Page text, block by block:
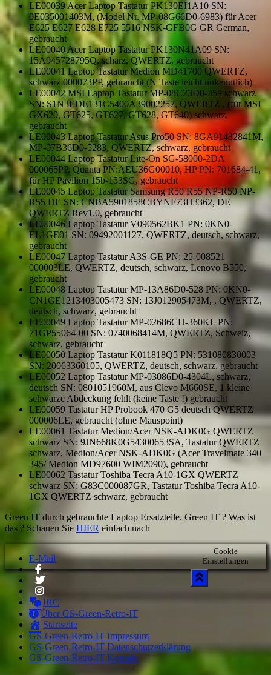
LE00039 Acer Laptop Tastatur PK130EI1A10 SN:
0E035001403M, (Model Nr. MP-08G66D0-6983) für Acer
E625 E627 E628 E725 5516 NSK-GFB0G GR German,
gebraucht
LE00040 Acer Laptop Tastatur PK130N41A09 SN:
15A945728795Q, scharz, QWERTZ, gebraucht
LE00041 Laptop Tastatur Medion MD41700 QWERTZ,
schwarz 000073PP, gebraucht (N Taste leicht unkenntlich)
LE00042 MSI Laptop Tastatur MP-08C23D0-359 schwarz
SN: S1N3EDE131C5400A39002257, QWERTZ , (für MSI
GX620, GT625, GT627, GT628, GT640) schwarz,
gebraucht
LE00043 Laptop Tastatur Asus Pro50 SN: 8GA91432841M,
MP-07B36D0-5283, QWERTZ, schwarz, gebraucht
LE00044 Laptop Tastatur Lite-On SG-58000-2DA
000065PP, Quanta PN:AEU36G00010, HP PN: 701684-41,
für HP Pavilion 15b-153SG, gebraucht
LE00045 Laptop Tastatur Samsung R50 R55 NP-R50 NP-
R55 DE SN: CNBA5901858CBYNF73H3362, DE
QWERTZ Rev1.0, gebraucht
LE00046 Laptop Tastatur V090562BK1 PN: 0KN0-
EL1GE01 SN: 09492001127, QWERTZ, deutsch, schwarz,
gebraucht
LE00047 Laptop Tastatur A3S-GE PN: 25-008521
000003LE, QWERTZ, deutsch, schwarz, Lenovo B550,
gebraucht
LE00048 Laptop Tastatur MP-13A86D0-528 PN: 0KN0-
CN1GE1213403005473 SN: 13J012905473M, , QWERTZ,
deutsch, schwarz, gebraucht
LE00049 Laptop Tastatur MP-02686CH-360KL PN:
71GP55064-00 SN: 0740068414M, QWERTZ, Schweiz,
schwarz, gebraucht
LE00050 Laptop Tastatur K011818Q5 PN: 531080830003
SN: 20063360105, QWERTZ, deutsch, schwarz, gebraucht
LE00052 Laptop Tastatur MP-03086D0-4304L, schwarz,
deutsch SN: 0801051960M, aus Clevo M660SE, 1 kleine
schwarze Abdeckung fehlt (keine Taste !) gebraucht
LE00059 Tastatur HP Probook 470 G5 deutsch QWERTZ
000006LE, gebraucht (ohne Mauspoint)
LE00061 Tastatur Medion/Acer NSK-ADK0G QWERTZ
schwarz SN: 9JN668K0G54300653SA, Tastatur QWERTZ
schwarz, Medion/Acer NSK-ADK0G (Acer Travelmate 340
345/ Medion MD97600 WIM2090), gebraucht
LE00062 Tastatur Toshiba Tecra A10-1GX QWERTZ
schwarz SN: G83C000087GR, Tastatur Toshiba Tecra A10-
1GX QWERTZ schwarz, gebraucht
Green IT durch gebrauchte Laptop Ersatzteile. Green IT ? Was ist
das ? Schauen Sie HIER einfach nach
E-Mail
IRC
Über GS-Green-Retro-IT
Startseite
GS-Green-Retro-IT Impressum
GS-Green-Retro-IT Datenschutzerklärung
GS-Green-Retro-IT Kontakt
Cookie
Einstellungen